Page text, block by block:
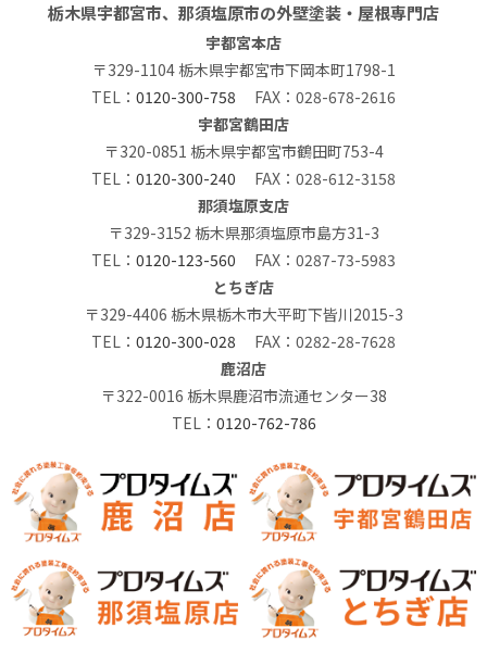
栃木県宇都宮市、那須塩原市の外壁塗装・屋根専門店
宇都宮本店
〒329-1104 栃木県宇都宮市下岡本町1798-1
TEL： 0120-300-758 FAX：028-678-2616
宇都宮鶴田店
〒320-0851 栃木県宇都宮市鶴田町753-4
TEL： 0120-300-240 FAX：028-612-3158
那須塩原支店
〒329-3152 栃木県那須塩原市島方31-3
TEL： 0120-123-560 FAX：0287-73-5983
とちぎ店
〒329-4406 栃木県栃木市大平町下皆川2015-3
TEL： 0120-300-028 FAX：0282-28-7628
鹿沼店
〒322-0016 栃木県鹿沼市流通センター38
TEL： 0120-762-786